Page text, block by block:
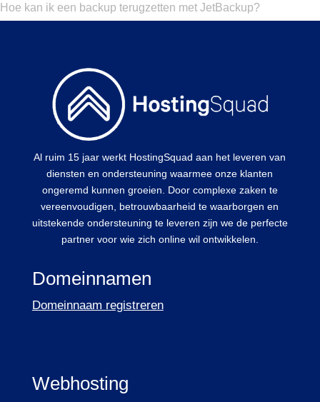
Hoe kan ik een backup terugzetten met JetBackup?
Al ruim 15 jaar werkt HostingSquad aan het leveren van
diensten en ondersteuning waarmee onze klanten
ongeremd kunnen groeien. Door complexe zaken te
vereenvoudigen, betrouwbaarheid te waarborgen en
uitstekende ondersteuning te leveren zijn we de perfecte
partner voor wie zich online wil ontwikkelen.
Domeinnamen
Domeinnaam registreren
Webhosting